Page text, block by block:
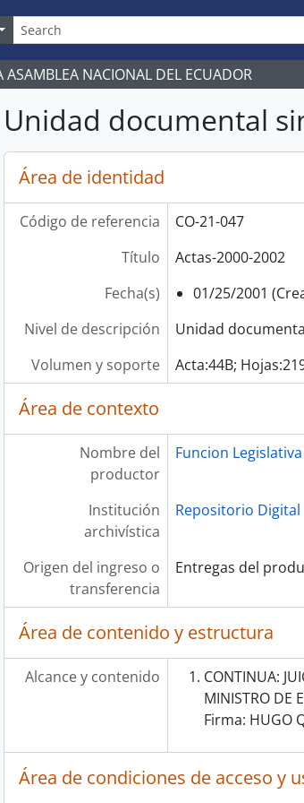
options
NACIONAL DEL ECUADOR
Unidad documental
Área de identidad
Código de referencia
CO-21-047
Título
Actas-2000-2002
Fecha(s)
01/25/2001
Nivel de descripción
Unidad
Volumen y soporte
Acta:44B;
Área de contexto
Nombre del
productor
Funcion
Institución
archivística
Repositorio Digital
Origen del ingreso o
transferencia
Entregas del
Área de contenido y estructura
Alcance y contenido
CONTINUA:
MINISTRO DE
Firma: HUGO
Área de condiciones de acceso y